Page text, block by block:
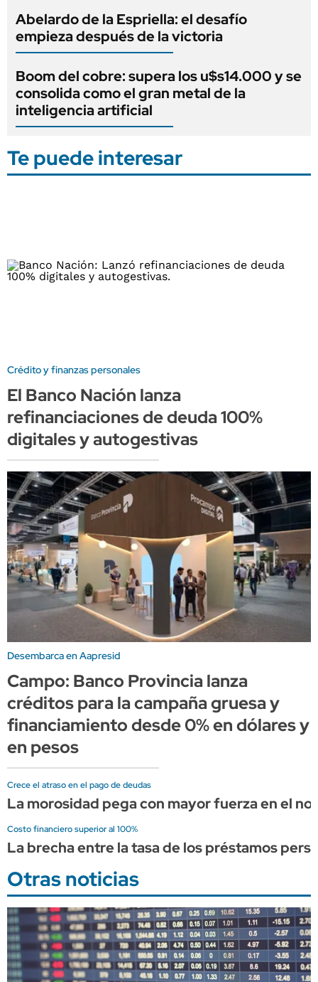
Abelardo de la Espriella: el desafío
empieza después de la victoria
Boom del cobre: supera los u$s14.000 y se
consolida como el gran metal de la
inteligencia artificial
Te puede interesar
Crédito y finanzas personales
El Banco Nación lanza
refinanciaciones de deuda 100%
digitales y autogestivas
Desembarca en Aapresid
Campo: Banco Provincia lanza
créditos para la campaña gruesa y
financiamiento desde 0% en dólares y
en pesos
Crece el atraso en el pago de deudas
La morosidad pega con mayor fuerza en el
Costo financiero superior al 100%
La brecha entre la tasa de los préstamos
Otras noticias